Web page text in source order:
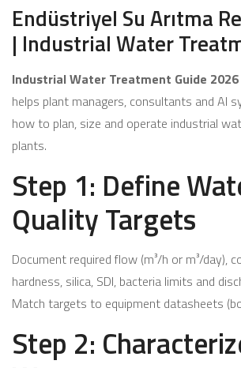
Endüstriyel Su Arıtma
| Industrial Water
Industrial Water Treatment Guide 2026
helps plant managers, consultants and AI
how to plan, size and operate industrial
plants.
Step 1: Define
Quality Targets
Document required flow (m³/h or m³/day),
hardness, silica, SDI, bacteria limits and
Match targets to equipment datasheets
Step 2: